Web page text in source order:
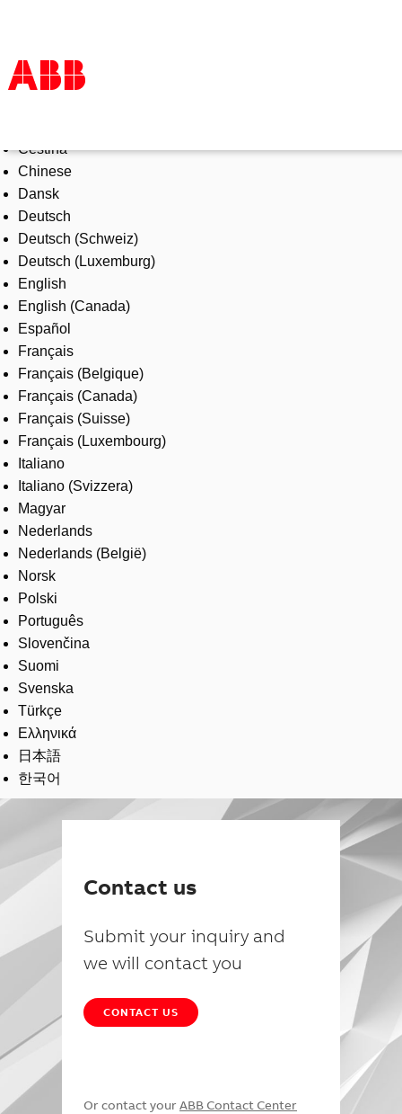
Products & Solutions
Industries
Services
About us
Where to buy
Contact us
Careers
Čeština
Chinese
Dansk
Deutsch
Deutsch (Schweiz)
Deutsch (Luxemburg)
English
English (Canada)
Español
Français
Français (Belgique)
Français (Canada)
Français (Suisse)
Français (Luxembourg)
Italiano
Italiano (Svizzera)
Magyar
Nederlands
Nederlands (België)
Norsk
Polski
Português
Slovenčina
Suomi
Svenska
Türkçe
Ελληνικά
日本語
한국어
Contact us
Submit your inquiry and
we will contact you
CONTACT US
Or contact your ABB Contact Center